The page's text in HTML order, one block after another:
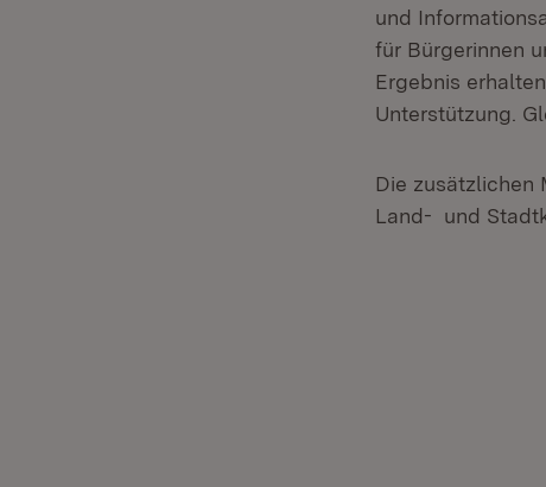
und
für Bürgerinnen
Ergebnis
Unterstützung.
Die zusätzlichen
Land- und